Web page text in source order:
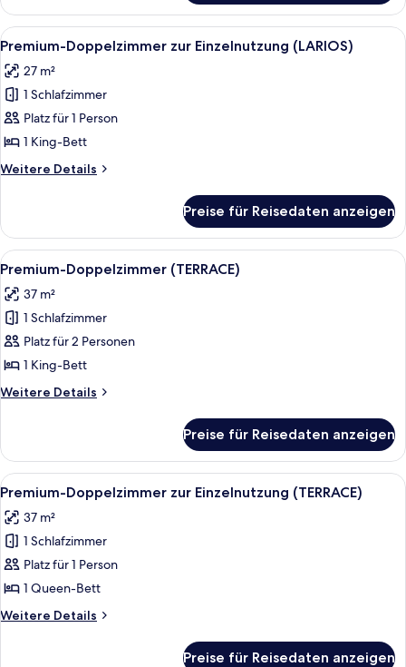
Doppelzimmer
(LARIOS)
Alle
Fotos
für
Premium-
Doppelzimmer
zur
Einzelnutzung
(LARIOS)
Hochwertige Bettwaren, Betten mit
5
Premium-Doppelzimmer zur Einzelnutzung (LARIOS)
27 m²
1 Schlafzimmer
Platz für 1 Person
1 King-Bett
Weitere Details
Weitere
Doppelzimmer
zur
Einzelnutzung
Preise für Reisedaten anzeigen
Alle
Fotos
für
Premium-
Doppelzimmer
(TERRACE)
anzeigen
Hochwertige Bettwaren, Betten mit
5
Premium-Doppelzimmer (TERRACE)
37 m²
1 Schlafzimmer
Platz für 2 Personen
1 King-Bett
Weitere Details
Weitere
Doppelzimmer
(TERRACE)
Preise für Reisedaten anzeigen
Alle
Fotos
für
Premium-
Doppelzimmer
zur
Einzelnutzung
(TERRACE)
Hochwertige Bettwaren, Betten mit
5
Premium-Doppelzimmer zur Einzelnutzung (TERRACE)
37 m²
1 Schlafzimmer
Platz für 1 Person
1 Queen-Bett
Weitere Details
Weitere
Preise für Reisedaten anzeigen